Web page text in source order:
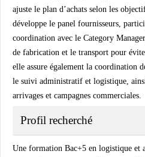
ajuste le plan d’achats selon les
développe le panel fournisseurs,
coordination avec le Category
de fabrication et le transport pour
elle assure également la coordination
le suivi administratif et logistique,
arrivages et campagnes commerciales.
Profil recherché
Une formation Bac+5 en logistique et